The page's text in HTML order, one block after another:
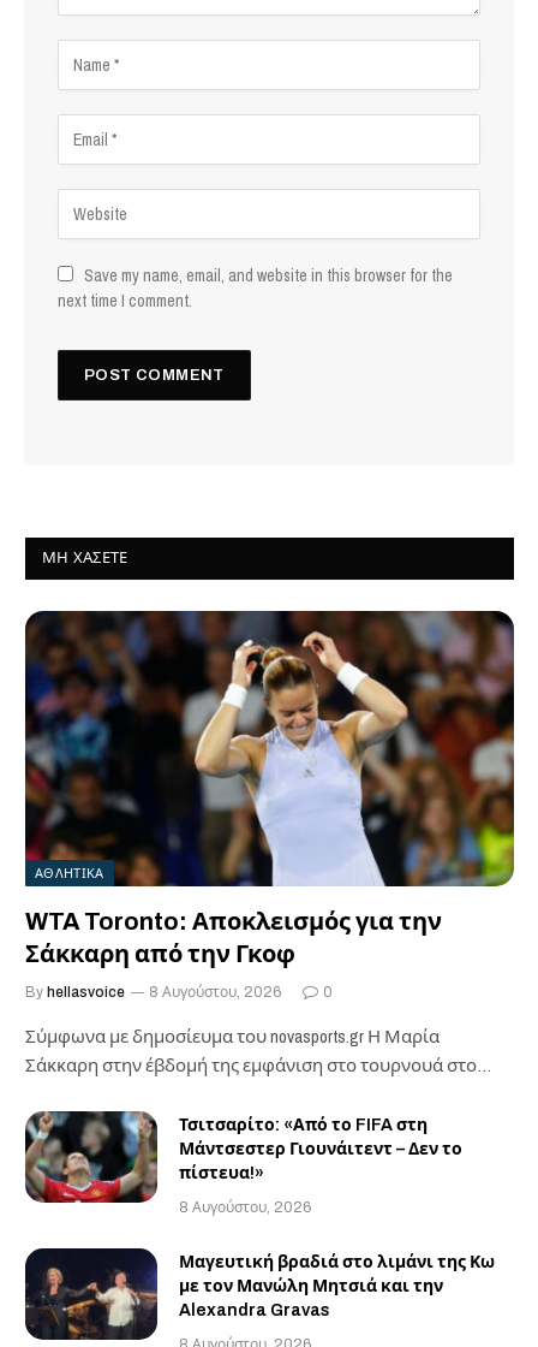
Save my name, email, and website in this browser for the
next time I comment.
ΜΗ ΧΆΣΕΤΕ
ΑΘΛΗΤΙΚΑ
WTA Toronto: Αποκλεισμός για την
Σάκκαρη από την Γκοφ
By hellasvoice 8 Αυγούστου, 2026 0
Σύμφωνα με δημοσίευμα του novasports.gr Η Μαρία
Σάκκαρη στην έβδομή της εμφάνιση στο τουρνουά στο…
Τσιτσαρίτο: «Από το FIFA στη
Μάντσεστερ Γιουνάιτεντ – Δεν το
πίστευα!»
8 Αυγούστου, 2026
Μαγευτική βραδιά στο λιμάνι της Κω
με τον Μανώλη Μητσιά και την
Alexandra Gravas